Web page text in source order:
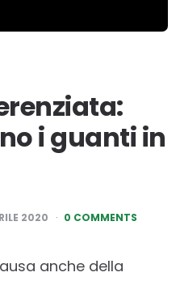
i guanti in
2020 0 COMMENTS
anche della